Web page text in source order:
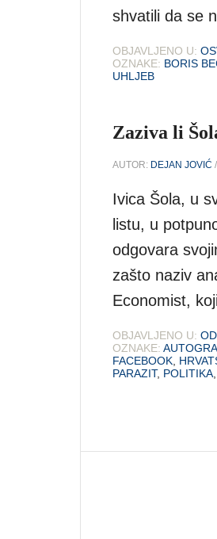
shvatili da se
OBJAVLJENO U:
OZNAKE: BORIS
UHLJEB
Zaziva li
AUTOR: DEJAN JOVIĆ
Ivica Šola, u
listu, u
odgovara
zašto naziv
Economist,
OBJAVLJENO U:
OZNAKE:
FACEBOOK
PARAZIT, POLITIKA